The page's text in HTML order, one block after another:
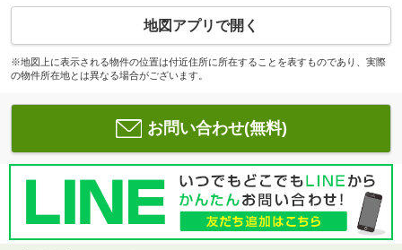
地図アプリで開く
※地図上に表示される物件の位置は付近住所に所在することを表すものであり、実際
の物件所在地とは異なる場合がございます。
お問い合わせ(無料)